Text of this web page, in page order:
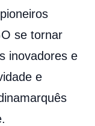
se tornar
inovadores e
e